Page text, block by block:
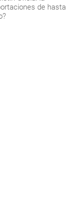
de hasta